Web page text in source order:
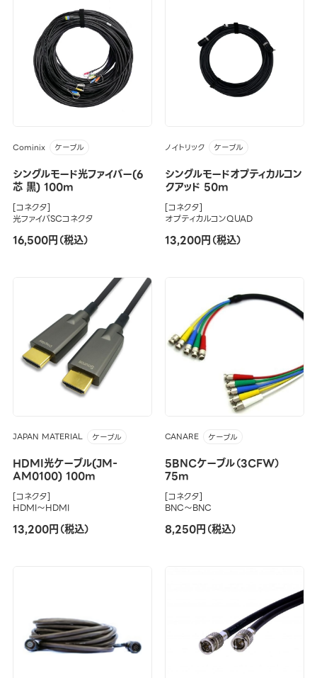
Cominix ケーブル
シングルモード光ファイバー(6
芯 黒) 100m
[コネクタ]
光ファイバSCコネクタ
16,500円（税込）
ノイトリック ケーブル
シングルモードオプティカルコン
クアッド 50m
[コネクタ]
オプティカルコンQUAD
13,200円（税込）
JAPAN MATERIAL ケーブル
HDMI光ケーブル(JM-
AM0100) 100m
[コネクタ]
HDMI～HDMI
13,200円（税込）
CANARE ケーブル
5BNCケーブル（3CFW）
75m
[コネクタ]
BNC～BNC
8,250円（税込）